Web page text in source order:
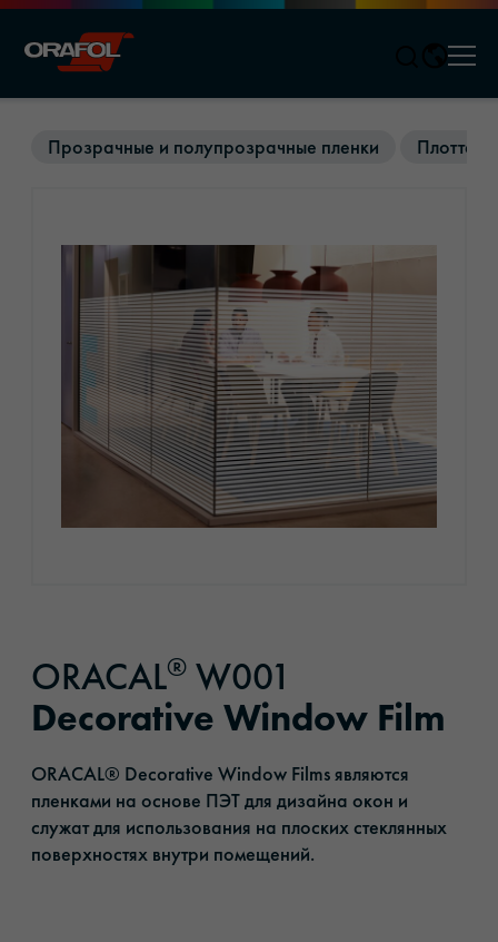
Прозрачные и полупрозрачные пленки
ORACAL® W001
Decorative Window Film
ORACAL® Decorative Window Films являются
пленками на основе ПЭТ для дизайна окон и
служат для использования на плоских стеклянных
поверхностях внутри помещений.